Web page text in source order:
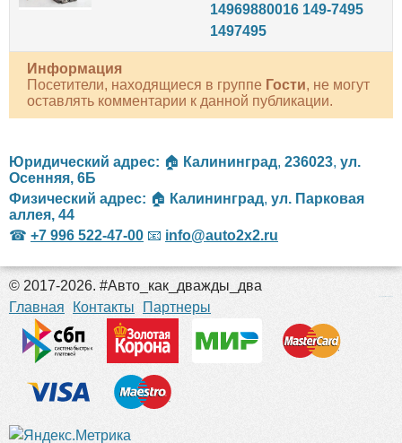
14969880016 149-7495
1497495
Информация
Посетители, находящиеся в группе Гости, не могут
оставлять комментарии к данной публикации.
Юридический адрес: 🏠 Калининград, 236023, ул.
Осенняя, 6Б
Физический адрес: 🏠 Калининград, ул. Парковая
аллея, 44
☎ +7 996 522-47-00 📧 info@auto2x2.ru
© 2017-2026. #Авто_как_дважды_два
Главная
Контакты Партнеры